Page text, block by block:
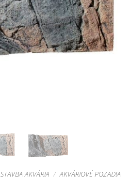
STAVBA AKVÁRIA / AKVÁRIOVÉ POZADIA